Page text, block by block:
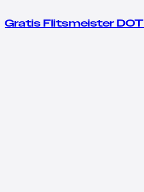
Gratis Flitsmeister DOT